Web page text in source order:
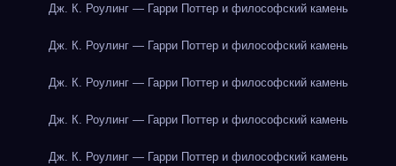
Дж. К. Роулинг — Гарри Поттер и философский камень
Дж. К. Роулинг — Гарри Поттер и философский камень
Дж. К. Роулинг — Гарри Поттер и философский камень
Дж. К. Роулинг — Гарри Поттер и философский камень
Дж. К. Роулинг — Гарри Поттер и философский камень